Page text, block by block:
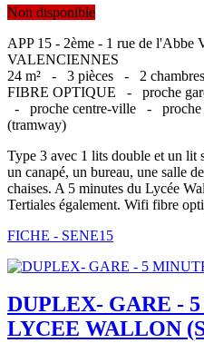
Non disponible
APP 15 - 2ème - 1 rue de l'Abbe
VALENCIENNES
24 m² - 3 pièces - 2
FIBRE OPTIQUE - proche
- proche centre-ville -
(tramway)
Type 3 avec 1 lits double et un lit
un canapé, un bureau, une salle
chaises. A 5 minutes du Lycée
Tertiales également. Wifi fibre
FICHE - SENE15
DUPLEX- GARE -
LYCEE WALLON